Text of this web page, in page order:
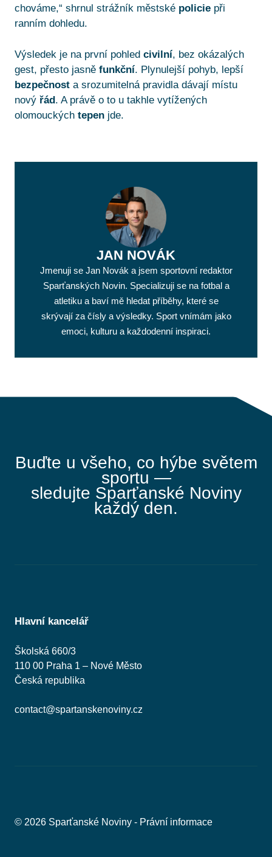
chováme,“ shrnul strážník městské policie při
ranním dohledu.
Výsledek je na první pohled civilní, bez okázalých
gest, přesto jasně funkční. Plynulejší pohyb, lepší
bezpečnost a srozumitelná pravidla dávají místu
nový řád. A právě o to u takhle vytížených
olomouckých tepen jde.
JAN NOVÁK
Jmenuji se Jan Novák a jsem sportovní redaktor
Sparťanských Novin. Specializuji se na fotbal a
atletiku a baví mě hledat příběhy, které se
skrývají za čísly a výsledky. Sport vnímám jako
emoci, kulturu a každodenní inspiraci.
Buďte u všeho, co hýbe světem
sportu —
sledujte Sparťanské Noviny
každý den.
Hlavní kancelář
Školská 660/3
110 00 Praha 1 – Nové Město
Česká republika
contact@spartanskenoviny.cz
© 2026 Sparťanské Noviny - Právní informace